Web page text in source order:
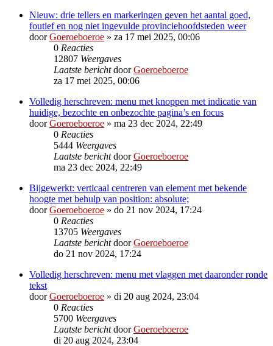
Nieuw: drie tellers en markeringen geven het aantal goed,
foutief en nog niet ingevulde provinciehoofdsteden weer
doorGoeroeboeroe » za 17 mei 2025, 00:06
0 Reacties
12807 Weergaves
Laatste berichtdoorGoeroeboeroe
za 17 mei 2025, 00:06
Volledig herschreven: menu met knoppen met indicatie van
huidige, bezochte en onbezochte pagina’s en focus
doorGoeroeboeroe » ma 23 dec 2024, 22:49
0 Reacties
5444 Weergaves
Laatste berichtdoorGoeroeboeroe
ma 23 dec 2024, 22:49
Bijgewerkt: verticaal centreren van element met bekende
hoogte met behulp van position: absolute;
doorGoeroeboeroe » do 21 nov 2024, 17:24
0 Reacties
13705 Weergaves
Laatste berichtdoorGoeroeboeroe
do 21 nov 2024, 17:24
Volledig herschreven: menu met vlaggen met daaronder ronde
tekst
doorGoeroeboeroe » di 20 aug 2024, 23:04
0 Reacties
5700 Weergaves
Laatste berichtdoorGoeroeboeroe
di 20 aug 2024, 23:04